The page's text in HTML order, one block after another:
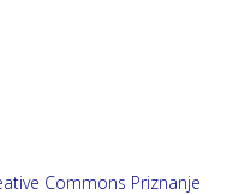
SOCIOLOGIA 35, 2025, 4
Commons Priznanje